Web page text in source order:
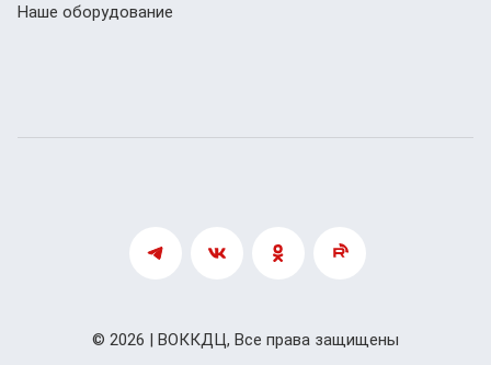
Наше оборудование
© 2026 | ВОККДЦ, Все права защищены